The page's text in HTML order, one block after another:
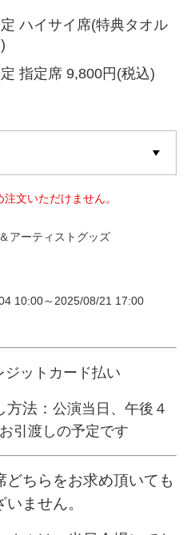
ハイサイ席(特典タオル
指定席 9,800円(税込)
文いただけません。
アーティストグッズ
10:00～2025/08/21 17:00
ジットカード払い
方法： 公演当日、午後４
引渡しの予定です
ちらをお求め頂いても
ません。